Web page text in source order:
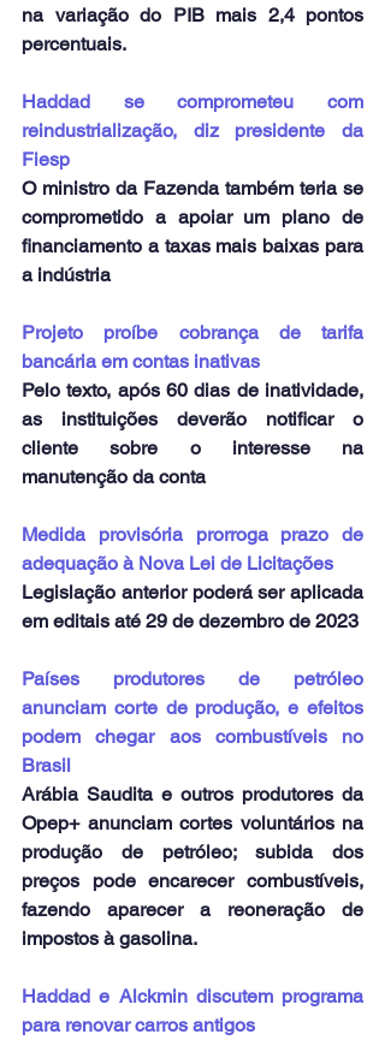
na variação do PIB mais 2,4 pontos
percentuais.
Haddad se comprometeu com
reindustrialização, diz presidente da
Fiesp
O ministro da Fazenda também teria se
comprometido a apoiar um plano de
financiamento a taxas mais baixas para
a indústria
Projeto proíbe cobrança de tarifa
bancária em contas inativas
Pelo texto, após 60 dias de inatividade,
as instituições deverão notificar o
cliente sobre o interesse na
manutenção da conta
Medida provisória prorroga prazo de
adequação à Nova Lei de Licitações
Legislação anterior poderá ser aplicada
em editais até 29 de dezembro de 2023
Países produtores de petróleo
anunciam corte de produção, e efeitos
podem chegar aos combustíveis no
Brasil
Arábia Saudita e outros produtores da
Opep+ anunciam cortes voluntários na
produção de petróleo; subida dos
preços pode encarecer combustíveis,
fazendo aparecer a reoneração de
impostos à gasolina.
Haddad e Alckmin discutem programa
para renovar carros antigos